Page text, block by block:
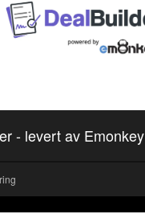
- levert av Emonkey